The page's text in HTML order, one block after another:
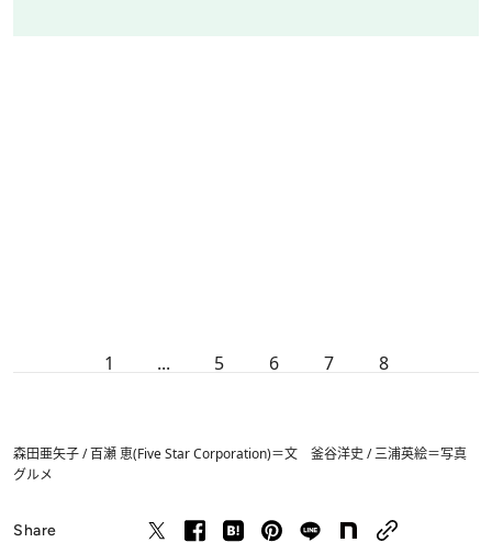
1 ... 5 6 7 8
森田亜矢子 / 百瀬 恵(Five Star Corporation)＝文 釜谷洋史 / 三浦英絵＝写真
グルメ
Share